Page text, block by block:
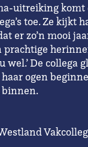
uitreiking komt
toe. Ze kijkt
er zo’n mooi
prachtige
wel.’ De collega
ogen